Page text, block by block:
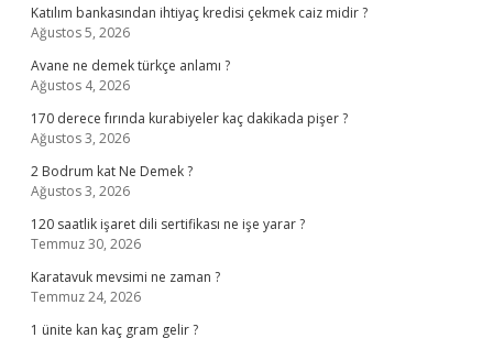
Katılım bankasından ihtiyaç kredisi çekmek caiz midir ?
Ağustos 5, 2026
Avane ne demek türkçe anlamı ?
Ağustos 4, 2026
170 derece fırında kurabiyeler kaç dakikada pişer ?
Ağustos 3, 2026
2 Bodrum kat Ne Demek ?
Ağustos 3, 2026
120 saatlik işaret dili sertifikası ne işe yarar ?
Temmuz 30, 2026
Karatavuk mevsimi ne zaman ?
Temmuz 24, 2026
1 ünite kan kaç gram gelir ?